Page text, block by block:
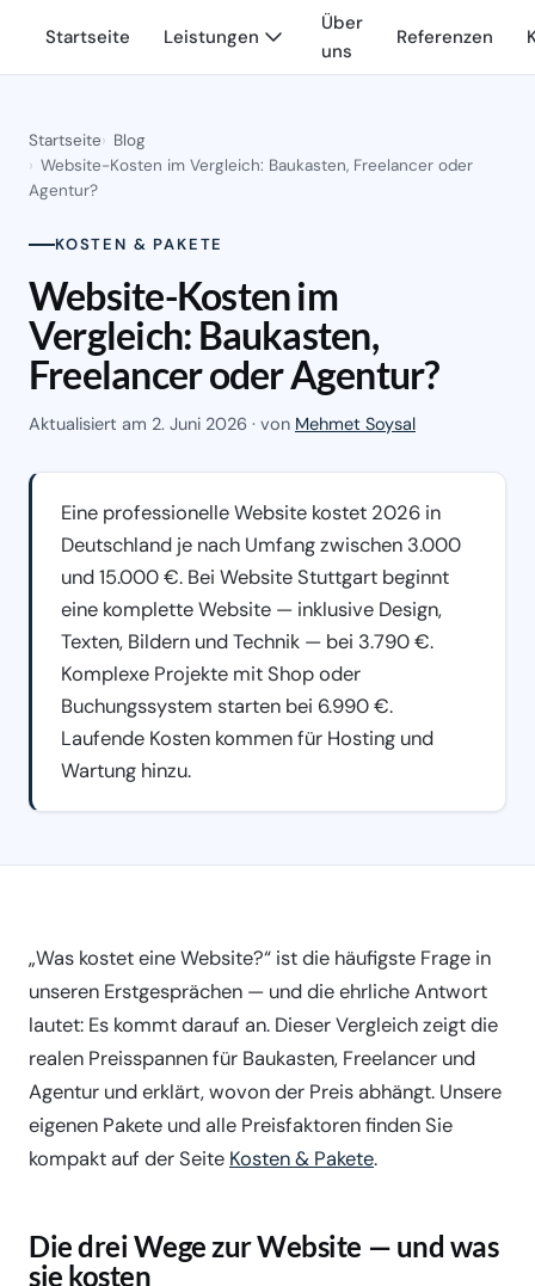
Startseite Leistungen
Über
uns
Referenzen
Startseite
Blog
Website-Kosten im Vergleich: Baukasten, Freelancer oder
Agentur?
KOSTEN & PAKETE
Website-Kosten im
Vergleich: Baukasten,
Freelancer oder Agentur?
Aktualisiert am 2. Juni 2026 · von Mehmet Soysal
Eine professionelle Website kostet 2026 in
Deutschland je nach Umfang zwischen 3.000
und 15.000 €. Bei Website Stuttgart beginnt
eine komplette Website — inklusive Design,
Texten, Bildern und Technik — bei 3.790 €.
Komplexe Projekte mit Shop oder
Buchungssystem starten bei 6.990 €.
Laufende Kosten kommen für Hosting und
Wartung hinzu.
„Was kostet eine Website?“ ist die häufigste Frage in
unseren Erstgesprächen — und die ehrliche Antwort
lautet: Es kommt darauf an. Dieser Vergleich zeigt die
realen Preisspannen für Baukasten, Freelancer und
Agentur und erklärt, wovon der Preis abhängt. Unsere
eigenen Pakete und alle Preisfaktoren finden Sie
kompakt auf der Seite Kosten & Pakete.
Die drei Wege zur Website — und was
sie kosten